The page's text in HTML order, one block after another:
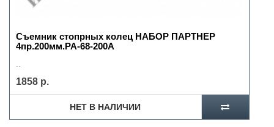
Съемник стопрных колец НАБОР ПАРТНЕР
4пр.200мм.РА-68-200А
1858 р.
НЕТ В НАЛИЧИИ